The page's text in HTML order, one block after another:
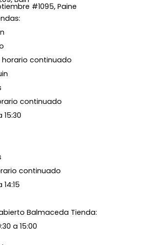
#1095, Paine
continuado
continuado
continuado
Balmaceda Tienda:
a 15:00